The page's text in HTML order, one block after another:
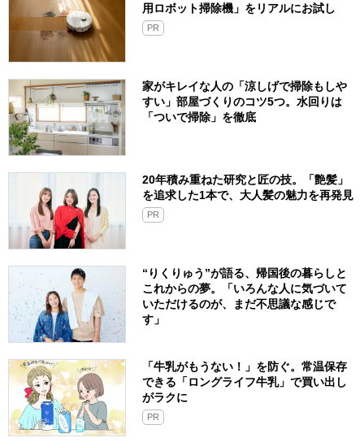
用ロボット掃除機」をリアルにお試し
PR
家がキレイな人の「涼しげで掃除もしや
すい」部屋づくりのコツ5つ。水回りは
「ついで掃除」を徹底
20年積み重ねた研究と匠の技。「艶髪」
を追求した1本で、大人髪の魅力を再発見
PR
“りくりゅう”が語る、帰国後の暮らしと
これからの夢。「いろんな人に気づいて
いただけるのが、まだ不思議な感じで
す」
「牛乳がもうない！」を防ぐ。常温保存
できる「ロングライフ牛乳」で買い出し
がラクに
PR